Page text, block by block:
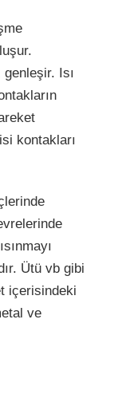
Isı
kontakları
Ütü vb gibi
içerisindeki
ve